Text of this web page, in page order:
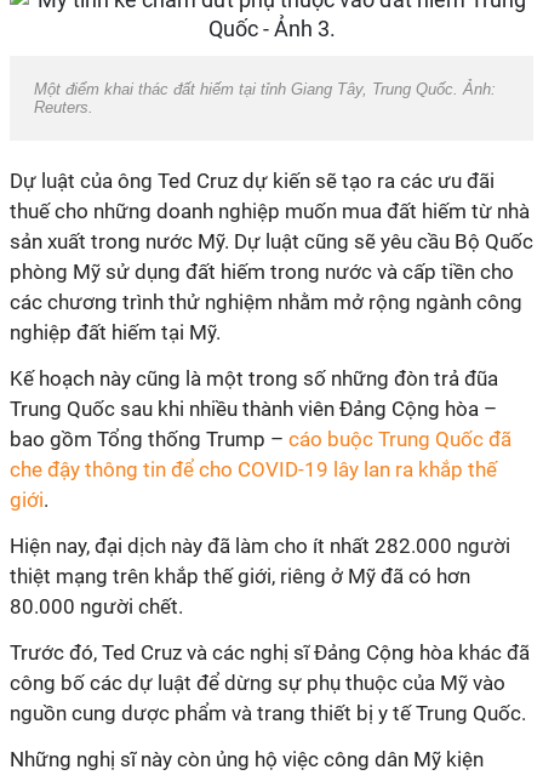
Một điểm khai thác đất hiếm tại tỉnh Giang Tây, Trung Quốc. Ảnh:
Reuters.
Dự luật của ông Ted Cruz dự kiến sẽ tạo ra các ưu đãi
thuế cho những doanh nghiệp muốn mua đất hiếm từ nhà
sản xuất trong nước Mỹ. Dự luật cũng sẽ yêu cầu Bộ Quốc
phòng Mỹ sử dụng đất hiếm trong nước và cấp tiền cho
các chương trình thử nghiệm nhằm mở rộng ngành công
nghiệp đất hiếm tại Mỹ.
Kế hoạch này cũng là một trong số những đòn trả đũa
Trung Quốc sau khi nhiều thành viên Đảng Cộng hòa –
bao gồm Tổng thống Trump – cáo buộc Trung Quốc đã
che đậy thông tin để cho COVID-19 lây lan ra khắp thế
giới.
Hiện nay, đại dịch này đã làm cho ít nhất 282.000 người
thiệt mạng trên khắp thế giới, riêng ở Mỹ đã có hơn
80.000 người chết.
Trước đó, Ted Cruz và các nghị sĩ Đảng Cộng hòa khác đã
công bố các dự luật để dừng sự phụ thuộc của Mỹ vào
nguồn cung dược phẩm và trang thiết bị y tế Trung Quốc.
Những nghị sĩ này còn ủng hộ việc công dân Mỹ kiện